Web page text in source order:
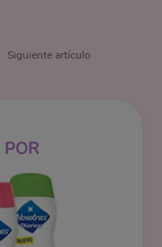
Siguiente artículo
POR